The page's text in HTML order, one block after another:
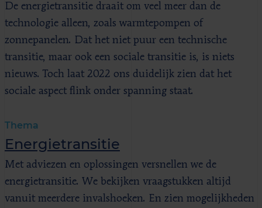
De energietransitie draait om veel meer dan de
technologie alleen, zoals warmtepompen of
zonnepanelen. Dat het niet puur een technische
transitie, maar ook een sociale transitie is, is niets
nieuws. Toch laat 2022 ons duidelijk zien dat het
sociale aspect flink onder spanning staat.
Thema
Energietransitie
Met adviezen en oplossingen versnellen we de
energietransitie. We bekijken vraagstukken altijd
vanuit meerdere invalshoeken. En zien mogelijkheden